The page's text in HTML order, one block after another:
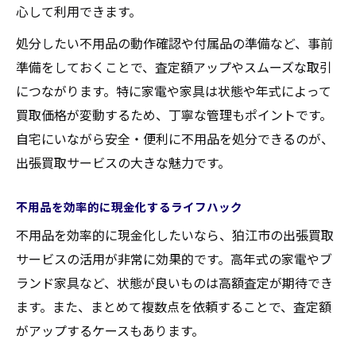
心して利用できます。
処分したい不用品の動作確認や付属品の準備など、事前
準備をしておくことで、査定額アップやスムーズな取引
につながります。特に家電や家具は状態や年式によって
買取価格が変動するため、丁寧な管理もポイントです。
自宅にいながら安全・便利に不用品を処分できるのが、
出張買取サービスの大きな魅力です。
不用品を効率的に現金化するライフハック
不用品を効率的に現金化したいなら、狛江市の出張買取
サービスの活用が非常に効果的です。高年式の家電やブ
ランド家具など、状態が良いものは高額査定が期待でき
ます。また、まとめて複数点を依頼することで、査定額
がアップするケースもあります。